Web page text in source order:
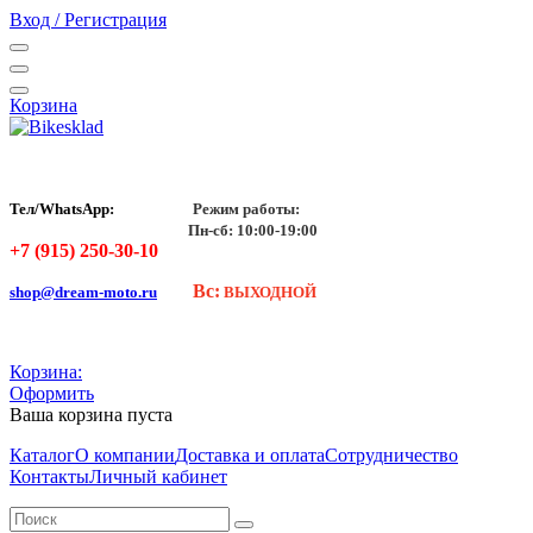
Вход / Регистрация
Корзина
Тел/WhatsApp:
Режим работы:
Пн-сб: 10:00-19:00
+7 (915) 250-30-10
shop@dream-moto.ru Вс: ВЫХОДНОЙ
Корзина:
Оформить
Ваша корзина пуста
КаталогО компанииДоставка и оплатаСотрудничество
КонтактыЛичный кабинет